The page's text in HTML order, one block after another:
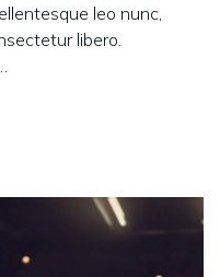
leo nunc,
libero.